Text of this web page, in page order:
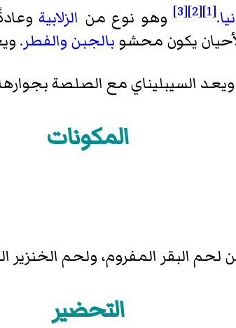
.
[1]
[2]
[3] وهو نوع من الزلابية
يكون محشو بالجبن والفطر.
ويعد السيبليناي مع الصلصة
المكونات
لحم البقر المفروم، ولحم الخنزير
التحضير